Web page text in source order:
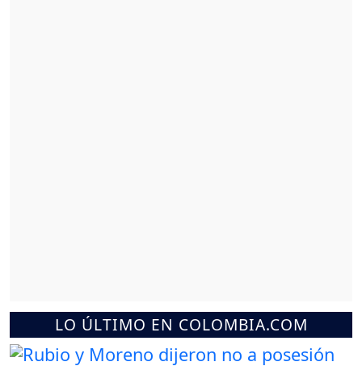
LO ÚLTIMO EN COLOMBIA.COM